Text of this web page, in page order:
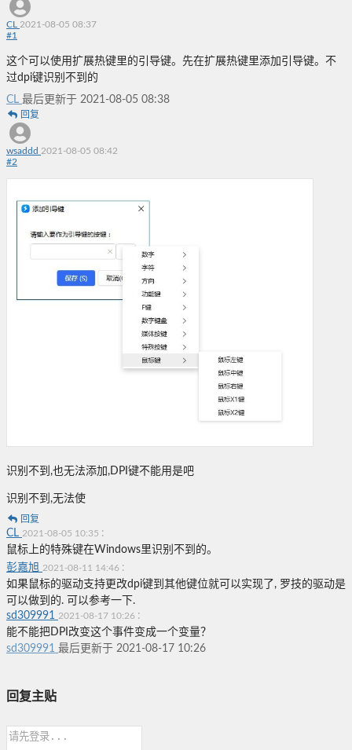
CL 2021-08-05 08:37
#1
这个可以使用扩展热键里的引导键。先在扩展热键里添加引导键。不
过dpi键识别不到的
CL 最后更新于 2021-08-05 08:38
回复
wsaddd 2021-08-05 08:42
#2
识别不到,也无法添加,DPI键不能用是吧
识别不到,无法使
回复
CL 2021-08-05 10:35 :
鼠标上的特殊键在Windows里识别不到的。
彭嘉旭 2021-08-11 14:46 :
如果鼠标的驱动支持更改dpi键到其他键位就可以实现了, 罗技的驱动是
可以做到的. 可以参考一下.
sd309991
2021-08-17 10:26 :
能不能把DPI改变这个事件变成一个变量？
sd309991 最后更新于 2021-08-17 10:26
回复主贴